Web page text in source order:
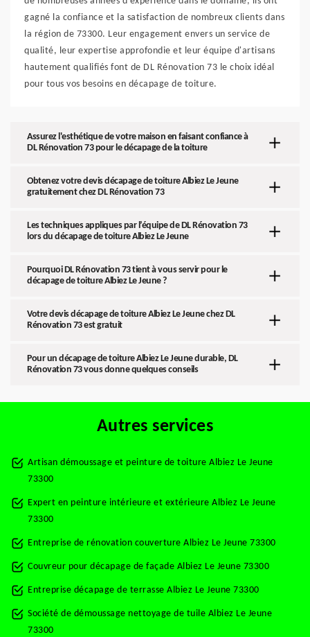
gagné la confiance et la satisfaction de nombreux clients dans
la région de 73300. Leur engagement envers un service de
qualité, leur expertise approfondie et leur équipe d'artisans
hautement qualifiés font de DL Rénovation 73 le choix idéal
pour tous vos besoins en décapage de toiture.
Assurez l'esthétique de votre maison en faisant confiance à
DL Rénovation 73 pour le décapage de la toiture
Obtenez votre devis décapage de toiture Albiez Le Jeune
gratuitement chez DL Rénovation 73
Les techniques appliques par l’équipe de DL Rénovation 73
lors du décapage de toiture Albiez Le Jeune
Pourquoi DL Rénovation 73 tient à vous servir pour le
décapage de toiture Albiez Le Jeune ?
Votre devis décapage de toiture Albiez Le Jeune chez DL
Rénovation 73 est gratuit
Pour un décapage de toiture Albiez Le Jeune durable, DL
Rénovation 73 vous donne quelques conseils
Autres services
Artisan démoussage et peinture de toiture Albiez Le Jeune
73300
Expert en peinture intérieure et extérieure Albiez Le Jeune
73300
Entreprise de rénovation couverture Albiez Le Jeune 73300
Couvreur pour décapage de façade Albiez Le Jeune 73300
Entreprise décapage de terrasse Albiez Le Jeune 73300
Société de démoussage nettoyage de tuile Albiez Le Jeune
73300